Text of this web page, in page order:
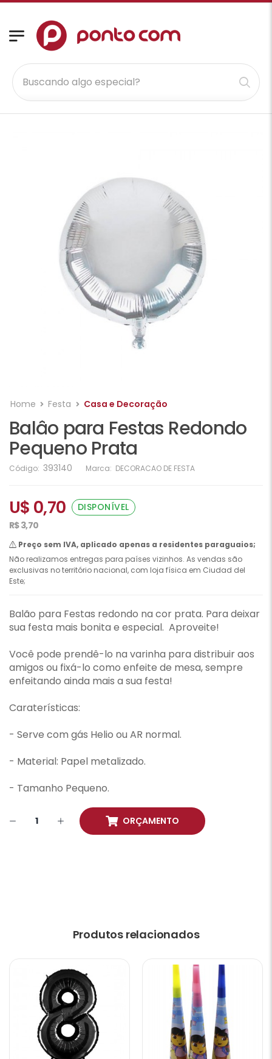
Home Festa Casa e Decoração
Balâo para Festas Redondo
Pequeno Prata
Código: 393140 Marca: DECORACAO DE FESTA
U$ 0,70
DISPONÍVEL
R$ 3,70
Preço sem IVA, aplicado apenas a residentes paraguaios;
Não realizamos entregas para países vizinhos. As vendas são
exclusivas no território nacional, com loja física em Ciudad del
Este;
Balão para Festas redondo na cor prata. Para deixar
sua festa mais bonita e especial. Aproveite!
Você pode prendê-lo na varinha para distribuir aos
amigos ou fixá-lo como enfeite de mesa, sempre
enfeitando ainda mais a sua festa!
Caraterísticas:
- Serve com gás Helio ou AR normal.
- Material: Papel metalizado.
- Tamanho Pequeno.
ORÇAMENTO
Produtos relacionados